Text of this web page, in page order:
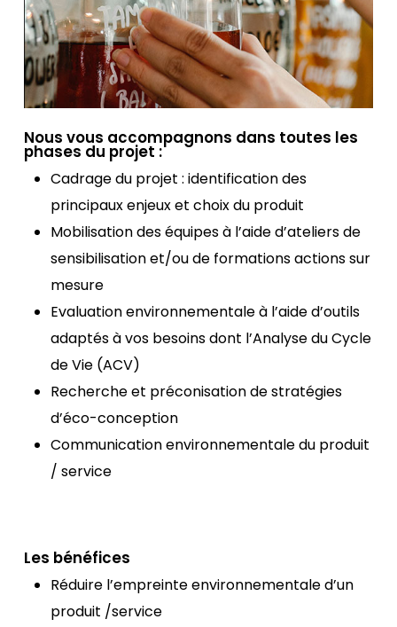
Nous vous accompagnons dans toutes les
phases du projet :
Cadrage du projet : identification des
principaux enjeux et choix du produit
Mobilisation des équipes à l’aide d’ateliers de
sensibilisation et/ou de formations actions sur
mesure
Evaluation environnementale à l’aide d’outils
adaptés à vos besoins dont l’Analyse du Cycle
de Vie (ACV)
Recherche et préconisation de stratégies
d’éco-conception
Communication environnementale du produit
/ service
Les bénéfices
Réduire l’empreinte environnementale d’un
produit /service